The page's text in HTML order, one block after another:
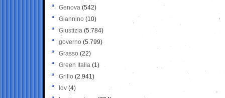
Genova (542)
Giannino (10)
Giustizia (5.784)
governo (5.799)
Grasso (22)
Green Italia (1)
Grillo (2.941)
Idv (4)